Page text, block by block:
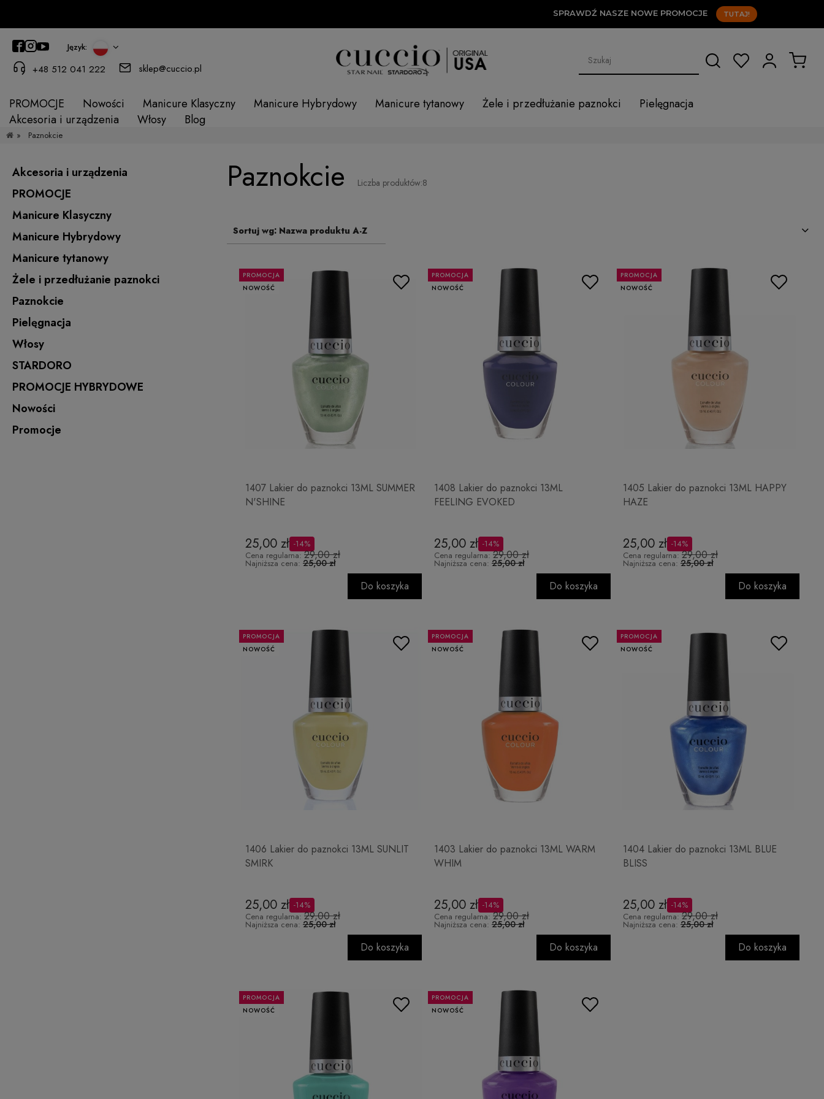
SPRAWDŹ NASZE NOWE PROMOCJE TUTAJ!
Język:
+48 512 041 222 sklep@cuccio.pl
PROMOCJE Nowości Manicure Klasyczny Manicure Hybrydowy Manicure tytanowy Żele i przedłużanie paznokci
Pielęgnacja
Akcesoria i urządzenia
Włosy Blog
» Paznokcie
Akcesoria i urządzenia
PROMOCJE
Manicure Klasyczny
Manicure Hybrydowy
Manicure tytanowy
Żele i przedłużanie paznokci
Paznokcie
Pielęgnacja
Włosy
STARDORO
PROMOCJE HYBRYDOWE
Nowości
Promocje
Paznokcie Liczba produktów:8
Sortuj wg: Nazwa produktu A-Z
1407 Lakier do paznokci 13ML SUMMER
N'SHINE
25,00 zł -14%
Cena regularna: 29,00 zł
Najniższa cena: 25,00 zł
Do koszyka
PROMOCJA
NOWOŚĆ
1408 Lakier do paznokci 13ML
FEELING EVOKED
25,00 zł -14%
Cena regularna: 29,00 zł
Najniższa cena: 25,00 zł
Do koszyka
PROMOCJA
NOWOŚĆ
1405 Lakier do paznokci 13ML HAPPY
HAZE
25,00 zł -14%
Cena regularna: 29,00 zł
Najniższa cena: 25,00 zł
Do koszyka
PROMOCJA
NOWOŚĆ
1406 Lakier do paznokci 13ML SUNLIT
SMIRK
25,00 zł -14%
Cena regularna: 29,00 zł
Najniższa cena: 25,00 zł
Do koszyka
PROMOCJA
NOWOŚĆ
1403 Lakier do paznokci 13ML WARM
WHIM
25,00 zł -14%
Cena regularna: 29,00 zł
Najniższa cena: 25,00 zł
Do koszyka
PROMOCJA
NOWOŚĆ
1404 Lakier do paznokci 13ML BLUE
BLISS
25,00 zł -14%
Cena regularna: 29,00 zł
Najniższa cena: 25,00 zł
Do koszyka
PROMOCJA
NOWOŚĆ
PROMOCJA
NOWOŚĆ
PROMOCJA
NOWOŚĆ